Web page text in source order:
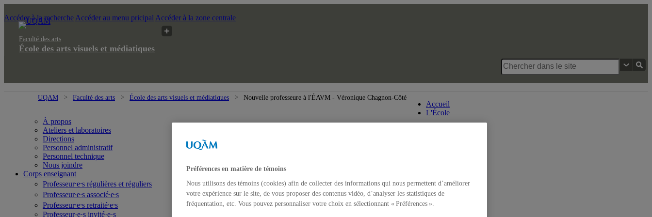
Accéder à la recherche Accéder au menu pricipal Accéder à la zone centrale
Faculté des arts
École des arts visuels et médiatiques
UQAM Faculté des arts École des arts visuels et médiatiques Nouvelle professeure à l'ÉAVM - Véronique Chagnon-Côté
Accueil
L'École
À propos
Ateliers et laboratoires
Directions
Personnel administratif
Personnel technique
Nous joindre
Corps enseignant
Professeur⸱e⸱s régulières et réguliers
Professeur⸱e⸱s associé⸱e⸱s
Professeur⸱e⸱s retraité⸱e⸱s
Professeur·e·s invité·e·s
Préférences en matière de témoins
Nous utilisons des témoins (cookies) afin de collecter des informations qui nous permettent d’améliorer
votre expérience sur le site, de vous proposer des contenus vidéo, d’analyser les statistiques de
fréquentation, etc. Vous pouvez personnaliser votre choix en sélectionnant « Préférences ».